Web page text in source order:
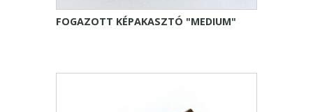
FOGAZOTT KÉPAKASZTÓ "MEDIUM"